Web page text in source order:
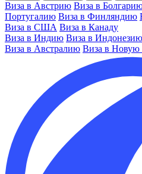
Виза в Австрию Виза в
Португалию Виза в Финляндию
Виза в США Виза в Канаду
Виза в Индию Виза в Индонезию
Виза в Австралию Виза в Новую